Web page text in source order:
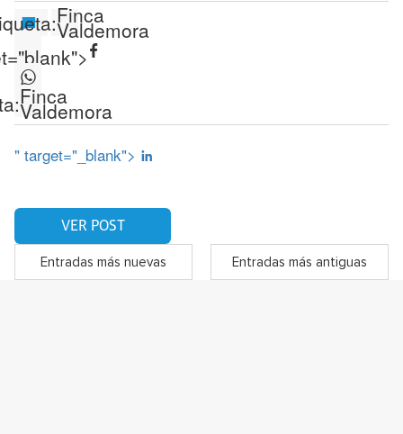
Finca
Valdemora
Finca
Valdemora
" target="_blank">
VER POST
Entradas más nuevas Entradas más antiguas